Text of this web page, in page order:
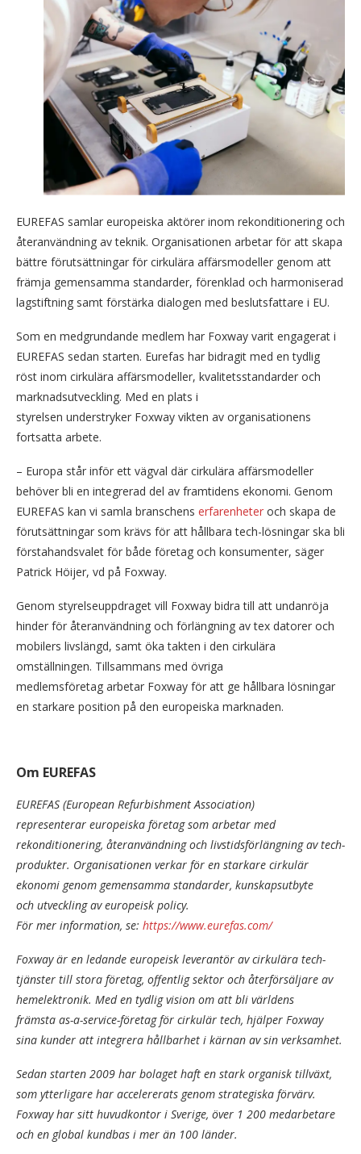
EUREFAS samlar europeiska aktörer inom rekonditionering och
återanvändning av teknik. Organisationen arbetar för att skapa
bättre förutsättningar för cirkulära affärsmodeller genom att
främja gemensamma standarder, förenklad och harmoniserad
lagstiftning samt förstärka dialogen med beslutsfattare i EU.
Som en medgrundande medlem har Foxway varit engagerat i
EUREFAS sedan starten. Eurefas har bidragit med en tydlig
röst inom cirkulära affärsmodeller, kvalitetsstandarder och
marknadsutveckling. Med en plats i
styrelsen understryker Foxway vikten av organisationens
fortsatta arbete.
– Europa står inför ett vägval där cirkulära affärsmodeller
behöver bli en integrerad del av framtidens ekonomi. Genom
EUREFAS kan vi samla branschens erfarenheter och skapa de
förutsättningar som krävs för att hållbara tech-lösningar ska bli
förstahandsvalet för både företag och konsumenter, säger
Patrick Höijer, vd på Foxway.
Genom styrelseuppdraget vill Foxway bidra till att undanröja
hinder för återanvändning och förlängning av tex datorer och
mobilers livslängd, samt öka takten i den cirkulära
omställningen. Tillsammans med övriga
medlemsföretag arbetar Foxway för att ge hållbara lösningar
en starkare position på den europeiska marknaden.
Om EUREFAS
EUREFAS (European Refurbishment Association)
representerar europeiska företag som arbetar med
rekonditionering, återanvändning och livstidsförlängning av tech-
produkter. Organisationen verkar för en starkare cirkulär
ekonomi genom gemensamma standarder, kunskapsutbyte
och utveckling av europeisk policy.
För mer information, se: https://www.eurefas.com/
Foxway är en ledande europeisk leverantör av cirkulära tech-
tjänster till stora företag, offentlig sektor och återförsäljare av
hemelektronik. Med en tydlig vision om att bli världens
främsta as-a-service-företag för cirkulär tech, hjälper Foxway
sina kunder att integrera hållbarhet i kärnan av sin verksamhet.
Sedan starten 2009 har bolaget haft en stark organisk tillväxt,
som ytterligare har accelererats genom strategiska förvärv.
Foxway har sitt huvudkontor i Sverige, över 1 200 medarbetare
och en global kundbas i mer än 100 länder.